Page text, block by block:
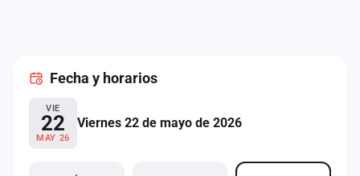
Fecha y horarios
VIE
22
MAY 26
Viernes 22 de mayo de 2026
Administración
Contacto